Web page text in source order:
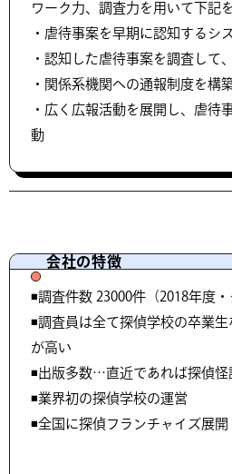
ワーク力、調査力を用いて下記
・虐待事案を早期に認知するシ
・認知した虐待事案を調査して
・関係系機関への通報制度を構
・広く広報活動を展開し、虐待
動
会社の特徴
◾️調査件数 23000件（2018年度・
◾️調査員は全て探偵学校の卒業
が高い
◾️出版多数…直近であれば探偵怪
◾️業界初の探偵学校の運営
◾️全国に探偵フランチャイズ展開